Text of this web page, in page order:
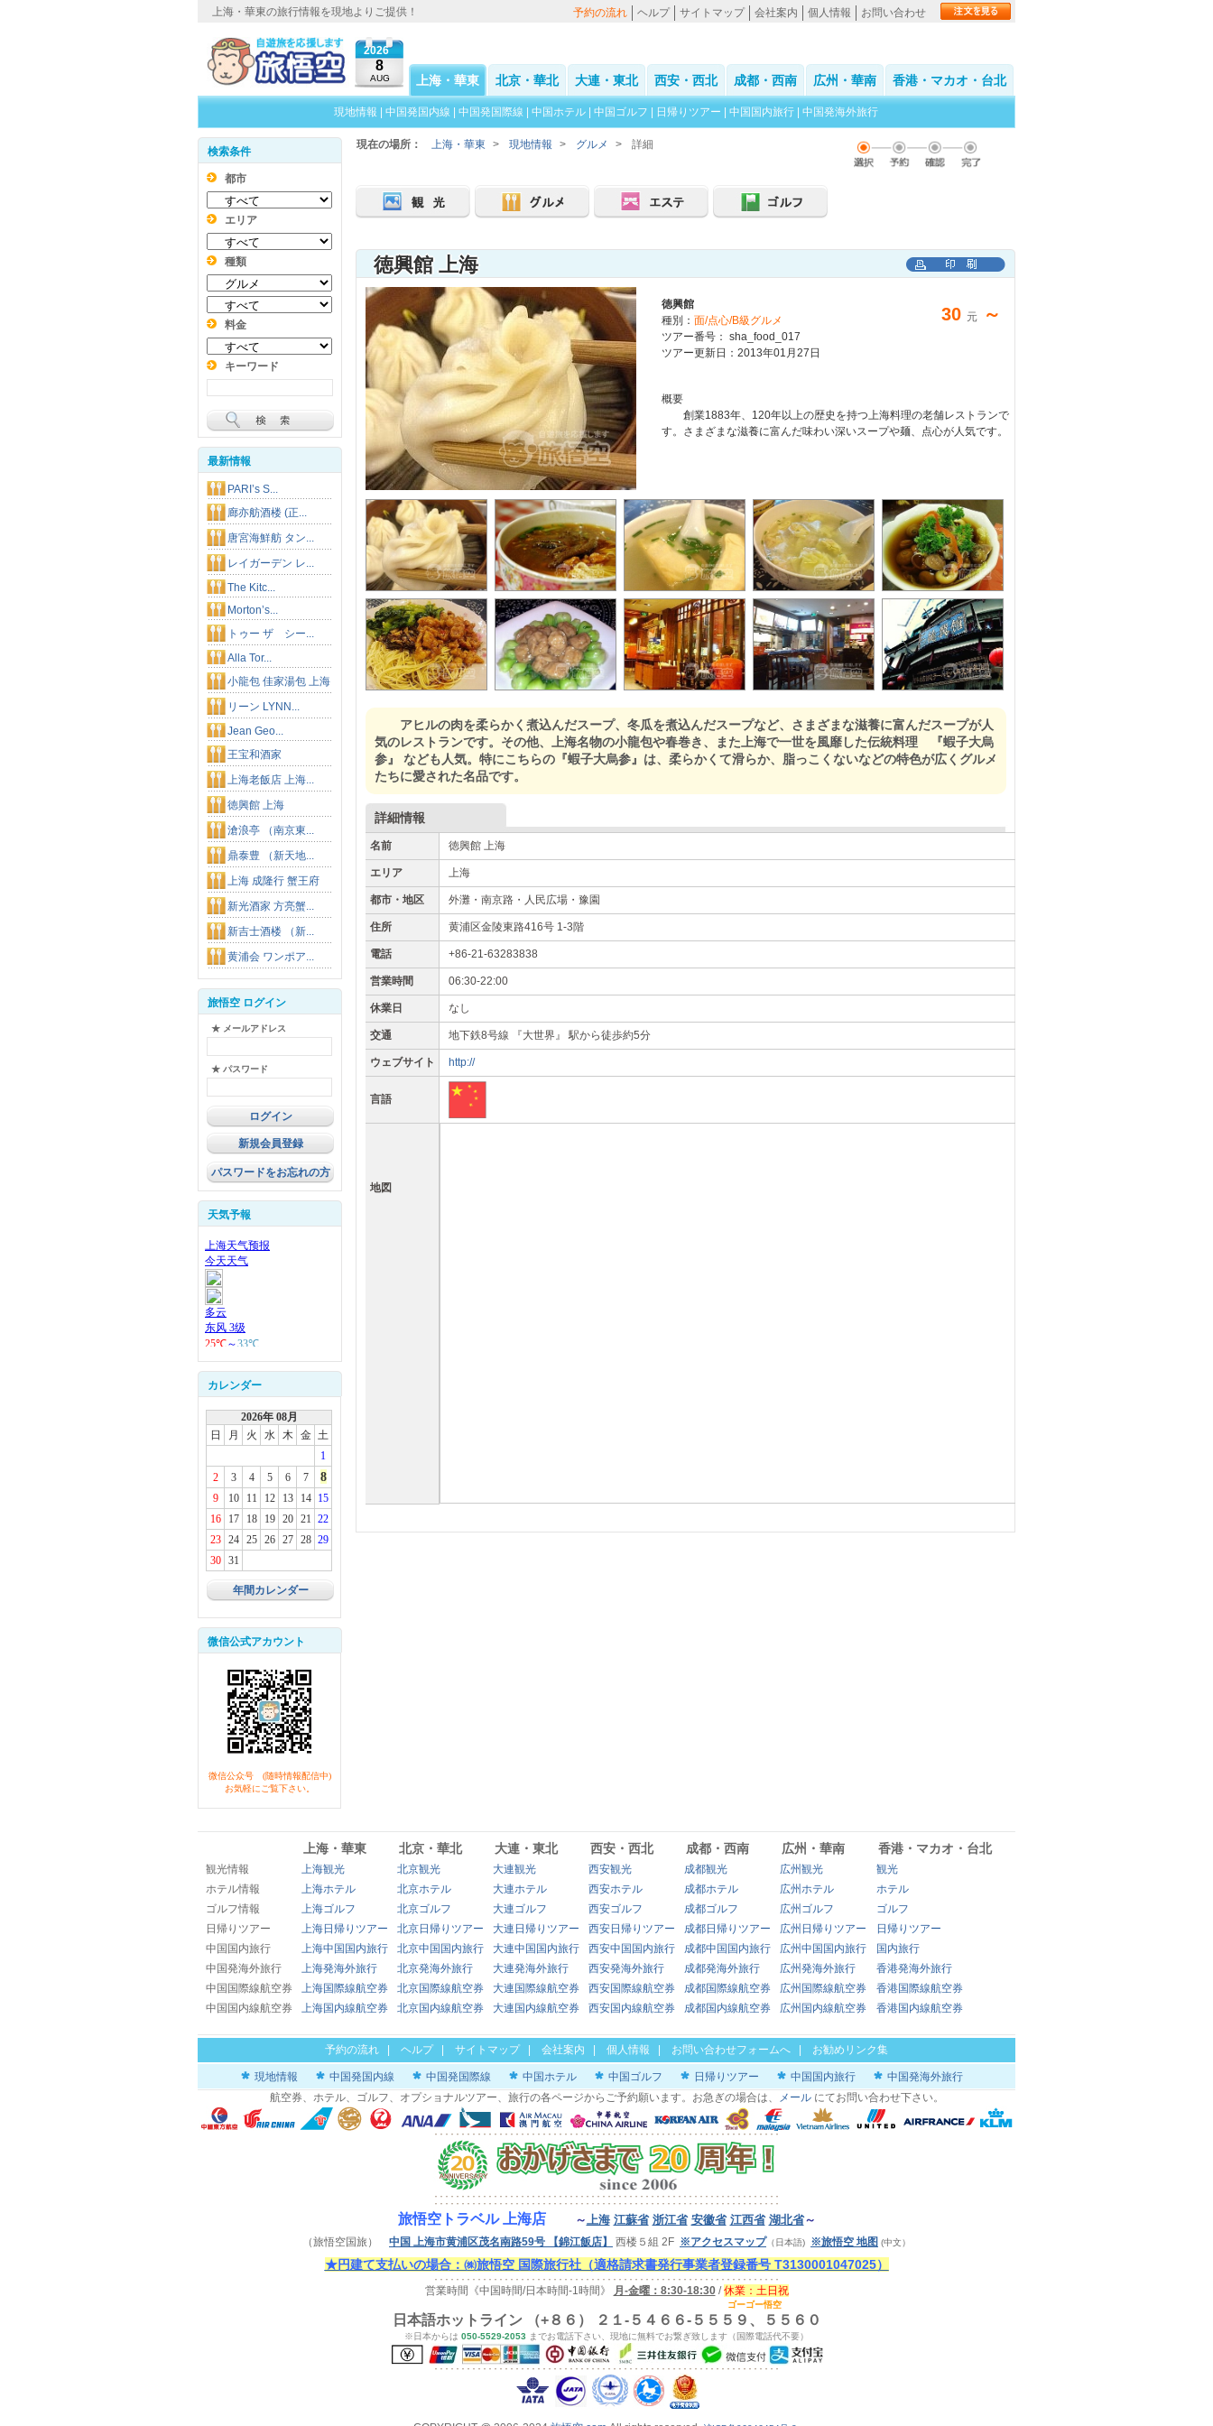
上海・華東の旅行情報を現地よりご提供！ 予約の流れ ヘルプ サイトマップ 会社案内 個人情報 お問い合わせ
2026
8
AUG 上海・華東 北京・華北 大連・東北 西安・西北 成都・西南 広州・華南 香港・マカオ・台北
現地情報 中国発国内線 中国発国際線 中国ホテル 中国ゴルフ 日帰りツアー 中国国内旅行 中国発海外旅行
検索条件
都市
エリア
種類
料金
キーワード
最新情報
PARI’s S...
廊亦舫酒楼 (正...
唐宮海鮮舫 タン...
レイガーデン レ...
The Kitc...
Morton’s...
トゥー ザ シー...
Alla Tor...
小龍包 佳家湯包 上海
リーン LYNN...
Jean Geo...
王宝和酒家
上海老飯店 上海...
徳興館 上海
滄浪亭 （南京東...
鼎泰豊 （新天地...
上海 成隆行 蟹王府
新光酒家 方亮蟹...
新吉士酒楼 （新...
黄浦会 ワンポア...
旅悟空 ログイン
★ メールアドレス
★ パスワード
新規会員登録
パスワードをお忘れの方
天気予報
カレンダー
2026年 08月
日
月 火 水 木 金 土
1
2
3 4 5 6 7 8
9 10 11 12 13 14
15
16
17 18 19 20 21 22
23
24 25 26 27 28 29
30
31
年間カレンダー
微信公式アカウント
微信公众号 (随時情報配信中)
お気軽にご覧下さい。
現在の場所： 上海・華東 > 現地情報 > グルメ > 詳細
徳興館 上海
30 元 ～
徳興館
種別： 面/点心/B級グルメ
ツアー番号： sha_food_017
ツアー更新日：2013年01月27日
概要
創業1883年、120年以上の歴史を持つ上海料理の老舗レストランで
す。さまざまな滋養に富んだ味わい深いスープや麺、点心が人気です。
アヒルの肉を柔らかく煮込んだスープ、冬瓜を煮込んだスープなど、さまざまな滋養に富んだスープが人
気のレストランです。その他、上海名物の小龍包や春巻き、また上海で一世を風靡した伝統料理 『蝦子大烏
参』 なども人気。特にこちらの『蝦子大烏参』は、柔らかくて滑らか、脂っこくないなどの特色が広くグルメ
たちに愛された名品です。
詳細情報
名前 徳興館 上海
エリア 上海
都市・地区 外灘・南京路・人民広場・豫園
住所 黄浦区金陵東路416号 1-3階
電話 +86-21-63283838
営業時間 06:30-22:00
休業日 なし
交通 地下鉄8号線 『大世界』 駅から徒歩約5分
ウェブサイト http://
言語
地図
上海・華東 北京・華北 大連・東北 西安・西北 成都・西南 広州・華南 香港・マカオ・台北
観光情報 上海観光 北京観光 大連観光 西安観光 成都観光 広州観光
観光
ホテル情報
上海ホテル 北京ホテル 大連ホテル 西安ホテル 成都ホテル 広州ホテル
ホテル
ゴルフ情報
上海ゴルフ 北京ゴルフ 大連ゴルフ 西安ゴルフ 成都ゴルフ 広州ゴルフ
ゴルフ
日帰りツアー
上海日帰りツアー 北京日帰りツアー 大連日帰りツアー 西安日帰りツアー 成都日帰りツアー 広州日帰りツアー
日帰りツアー
中国国内旅行
上海中国国内旅行 北京中国国内旅行 大連中国国内旅行 西安中国国内旅行 成都中国国内旅行 広州中国国内旅行
国内旅行
中国発海外旅行
上海発海外旅行 北京発海外旅行 大連発海外旅行 西安発海外旅行 成都発海外旅行 広州発海外旅行
香港発海外旅行
中国国際線航空券
上海国際線航空券 北京国際線航空券 大連国際線航空券 西安国際線航空券 成都国際線航空券 広州国際線航空券
香港国際線航空券
中国国内線航空券
上海国内線航空券 北京国内線航空券 大連国内線航空券 西安国内線航空券 成都国内線航空券 広州国内線航空券 香港国内線航空券
予約の流れ ヘルプ| サイトマップ| 会社案内 個人情報 お問い合わせフォームへ お勧めリンク集
現地情報 中国発国内線 中国発国際線 中国ホテル 中国ゴルフ 日帰りツアー 中国国内旅行
中国発海外旅行
航空券、ホテル、ゴルフ、オプショナルツアー、旅行の各ページからご予約願います。お急ぎの場合は、
メールにてお問い合わせ下さい。
旅悟空トラベル 上海店 ～上海 江蘇省 浙江省 安徽省 江西省 湖北省～
（旅悟空国旅） 中国 上海市黄浦区茂名南路59号 【錦江飯店】 西楼５組 2F ※アクセスマップ （日本語) ※旅悟空 地图 (中文）
★円建て支払いの場合：㈱旅悟空 国際旅行社（適格請求書発行事業者登録番号 T3130001047025）
営業時間《中国時間/日本時間-1時間》 月-金曜：8:30-18:30/休業： 土日祝
ゴーゴー悟空
日本語ホットライン （+８６） ２１-５４６６-５５５９、５５６０
※日本からは 050-5529-2053 までお電話下さい、現地に無料でお繋ぎ致します（国際電話代不要）